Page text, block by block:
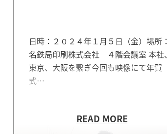
日時：２０２４年１月５日（金）場所：
名鉄局印刷株式会社 ４階会議室 本社、
東京、大阪を繋ぎ今回も映像にて年賀
式…